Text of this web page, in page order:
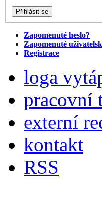
Zapomenuté heslo?
Zapomenuté
Registrace
loga
pracovní
externí
kontakt
RSS